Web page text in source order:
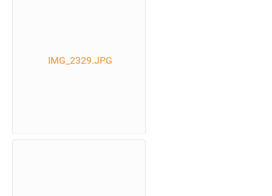
IMG_2329.JPG